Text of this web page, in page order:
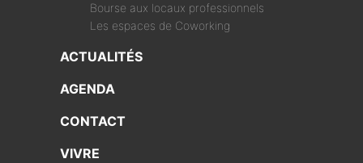
Bourse aux locaux professionnels
Les espaces de Coworking
ACTUALITÉS
AGENDA
CONTACT
VIVRE